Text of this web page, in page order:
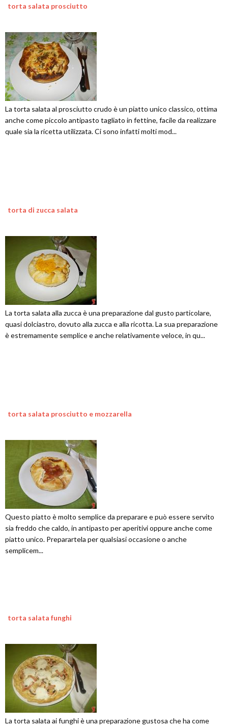
torta salata prosciutto
La torta salata al prosciutto crudo è un piatto unico classico, ottima
anche come piccolo antipasto tagliato in fettine, facile da realizzare
quale sia la ricetta utilizzata. Ci sono infatti molti mod...
torta di zucca salata
La torta salata alla zucca è una preparazione dal gusto particolare,
quasi dolciastro, dovuto alla zucca e alla ricotta. La sua preparazione
è estremamente semplice e anche relativamente veloce, in qu...
torta salata prosciutto e mozzarella
Questo piatto è molto semplice da preparare e può essere servito
sia freddo che caldo, in antipasto per aperitivi oppure anche come
piatto unico. Preparartela per qualsiasi occasione o anche
semplicem...
torta salata funghi
La torta salata ai funghi è una preparazione gustosa che ha come